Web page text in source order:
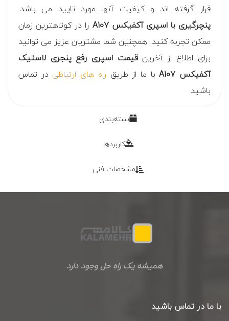
قرار گرفته اند و کیفیت آنها مورد تایید می باشد.
پنچرگیری با اسپری آکفیکس A107
را در کوتاهترین زمان
ممکن تجربه کنید. همچنین شما مشتریان عزیز می توانید
برای اطلاع از آخرینقیمت اسپری رفع پنجری لاستیک
آکفیکس A107
با ما از طریق راه های ارتباطیدر تماس
باشید.
بسته‌بندی
کاربردها
مشخصات فنی
همیشه یک راه حل وجود دارد
با ما در تماس باشید